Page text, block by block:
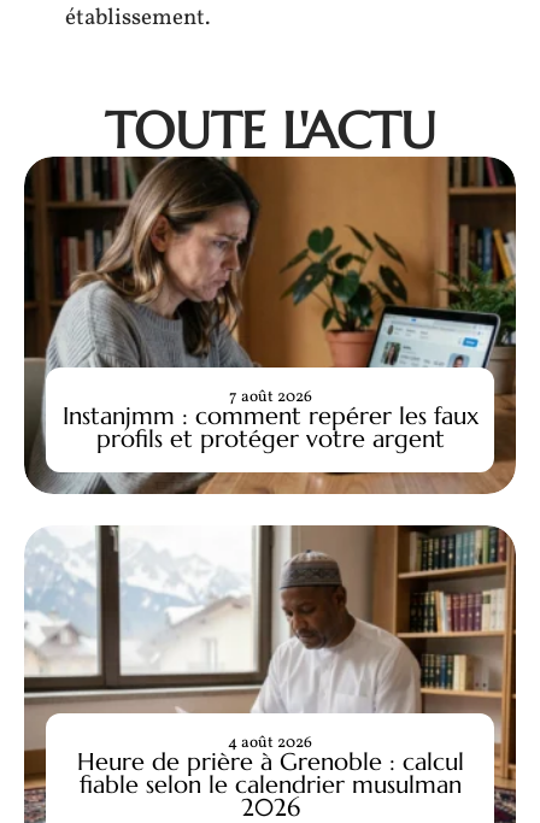
établissement.
TOUTE L'ACTU
Instanjmm : comment repérer les faux
profils et protéger votre argent
7 août 2026
Heure de prière à Grenoble : calcul
fiable selon le calendrier musulman
2026
4 août 2026